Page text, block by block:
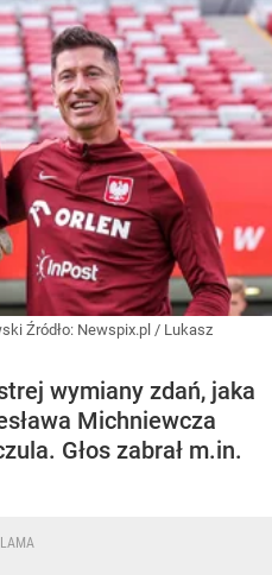
Źródło: Newspix.pl / Lukasz
wymiany zdań, jaka
Michniewcza
Głos zabrał m.in.